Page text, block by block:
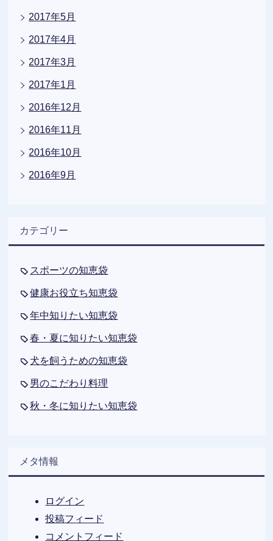
2017年5月
2017年4月
2017年3月
2017年1月
2016年12月
2016年11月
2016年10月
2016年9月
カテゴリー
スポーツの知恵袋
健康お役立ち知恵袋
年中知りたい知恵袋
春・夏に知りたい知恵袋
犬を飼うための知恵袋
男のこだわり料理
秋・冬に知りたい知恵袋
メタ情報
ログイン
投稿フィード
コメントフィード